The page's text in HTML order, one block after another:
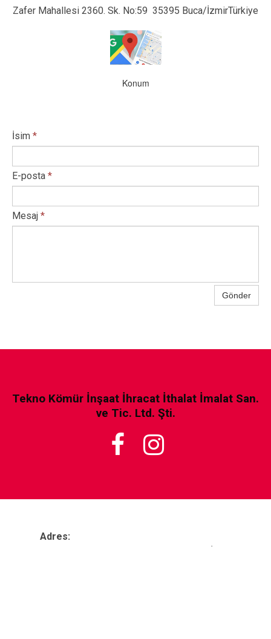
Zafer Mahallesi 2360. Sk. No:59 35395 Buca/İzmirTürkiye
Konum
İsim *
E-posta *
Mesaj *
Gönder
Tekno Kömür İnşaat İhracat İthalat İmalat San.
ve Tic. Ltd. Şti.
 
Adres: